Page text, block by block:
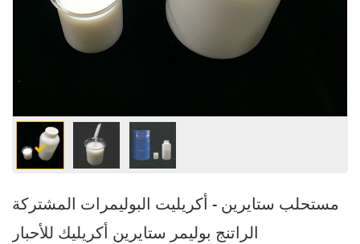
مستحلب ستايرين - أكريليت البوليمرات المشتركة
الراتنج بوليمر ستايرين أكريليك للأحبار